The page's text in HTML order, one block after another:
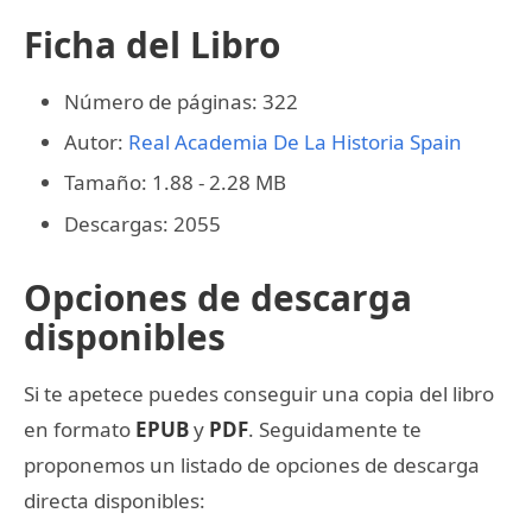
Ficha del Libro
Número de páginas: 322
Autor: Real Academia De La Historia Spain
Tamaño: 1.88 - 2.28 MB
Descargas: 2055
Opciones de descarga
disponibles
Si te apetece puedes conseguir una copia del libro
en formato EPUBy PDF. Seguidamente te
proponemos un listado de opciones de descarga
directa disponibles: